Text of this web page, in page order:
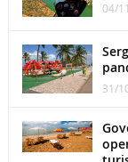
04/
31/